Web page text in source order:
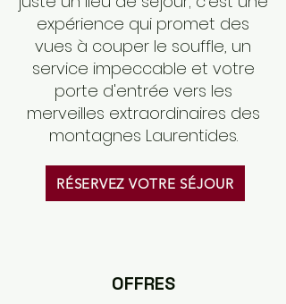
expérience qui promet des
vues à couper le souffle, un
service impeccable et votre
porte d'entrée vers les
merveilles extraordinaires des
montagnes Laurentides.
RÉSERVEZ VOTRE SÉJOUR
OFFRES